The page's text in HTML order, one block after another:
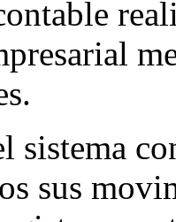
sistema
sus